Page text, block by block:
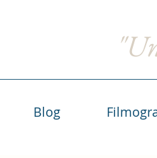
Blog